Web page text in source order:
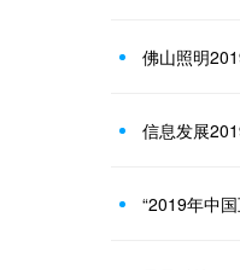
信息发展
“2019年中